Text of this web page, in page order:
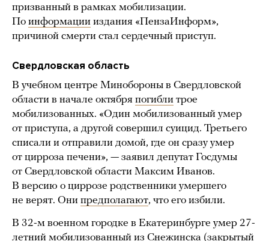
призванный в рамках мобилизации.
По информации издания «ПензаИнформ»,
причиной смерти стал сердечный приступ.
Свердловская область
В учебном центре Минобороны в Свердловской
области в начале октября погибли трое
мобилизованных. «Один мобилизованный умер
от приступа, а другой совершил суицид. Третьего
списали и отправили домой, где он сразу умер
от цирроза печени», — заявил депутат Госдумы
от Свердловской области Максим Иванов.
В версию о циррозе родственники умершего
не верят. Они предполагают, что его избили.
В 32-м военном городке в Екатеринбурге умер 27-
летний мобилизованный из Снежинска (закрытый